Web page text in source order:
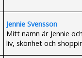
Jennie Svensson
Mitt namn är Jennie
liv, skönhet och